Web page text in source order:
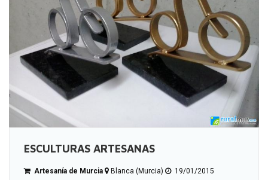
ESCULTURAS ARTESANAS
Artesanía de Murcia Blanca (Murcia) 19/01/2015